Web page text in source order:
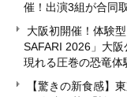
催！出演3組が合同
大阪初開催！体験
SAFARI 2026」大
現れる圧巻の恐竜体
【驚きの新食感】